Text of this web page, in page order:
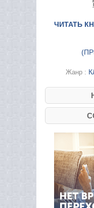
ЧИТАТЬ
(
Жанр :